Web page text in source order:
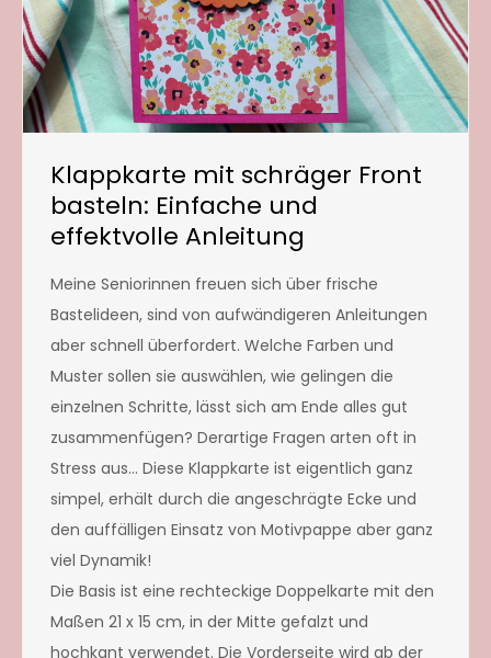
Klappkarte mit schräger Front
basteln: Einfache und
effektvolle Anleitung
Meine Seniorinnen freuen sich über frische
Bastelideen, sind von aufwändigeren Anleitungen
aber schnell überfordert. Welche Farben und
Muster sollen sie auswählen, wie gelingen die
einzelnen Schritte, lässt sich am Ende alles gut
zusammenfügen? Derartige Fragen arten oft in
Stress aus… Diese Klappkarte ist eigentlich ganz
simpel, erhält durch die angeschrägte Ecke und
den auffälligen Einsatz von Motivpappe aber ganz
viel Dynamik!
Die Basis ist eine rechteckige Doppelkarte mit den
Maßen 21 x 15 cm, in der Mitte gefalzt und
hochkant verwendet. Die Vorderseite wird ab der